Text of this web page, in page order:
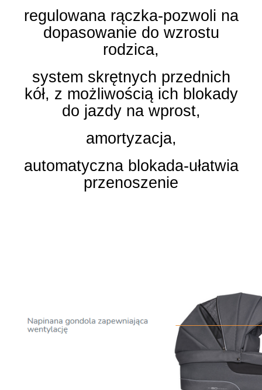
regulowana rączka-pozwoli na
dopasowanie do wzrostu
rodzica,
system skrętnych przednich
kół, z możliwością ich blokady
do jazdy na wprost,
amortyzacja,
automatyczna blokada-ułatwia
przenoszenie